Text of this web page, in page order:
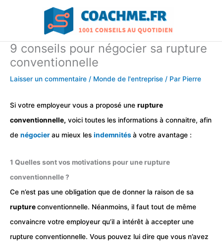
9 conseils pour négocier sa rupture
conventionnelle
Laisser un commentaire / Monde de l'entreprise / Par Pierre
Si votre employeur vous a proposé une rupture
conventionnelle, voici toutes les informations à connaitre, afin
de négocierau mieux les indemnitésà votre avantage :
1 Quelles sont vos motivations pour une rupture
conventionnelle ?
Ce n’est pas une obligation que de donner la raison de sa
ruptureconventionnelle. Néanmoins, il faut tout de même
convaincre votre employeur qu’il a intérêt à accepter une
rupture conventionnelle. Vous pouvez lui dire que vous n’avez